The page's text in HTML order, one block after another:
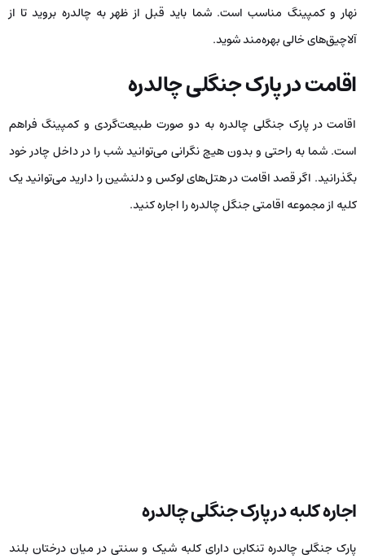
نهار و کمپینگ مناسب است. شما باید قبل از ظهر به چالدره بروید تا از
آلاچیق‌های خالی بهره‌مند شوید.
اقامت در پارک جنگلی چالدره
اقامت در پارک جنگلی چالدره به دو صورت طبیعت‌گردی و کمپینگ فراهم
است. شما به راحتی و بدون هیچ نگرانی می‌توانید شب را در داخل چادر خود
بگذرانید. اگر قصد اقامت در هتل‌های لوکس و دلنشین را دارید می‌توانید یک
کلیه از مجموعه اقامتی جنگل چالدره را اجاره کنید.
اجاره کلبه در پارک جنگلی چالدره
پارک جنگلی چالدره تنکابن دارای کلبه شیک و سنتی در میان درختان بلند